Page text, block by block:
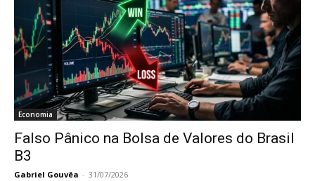
Economia
Falso Pânico na Bolsa de Valores do Brasil
B3
Gabriel Gouvêa - 31/07/2026